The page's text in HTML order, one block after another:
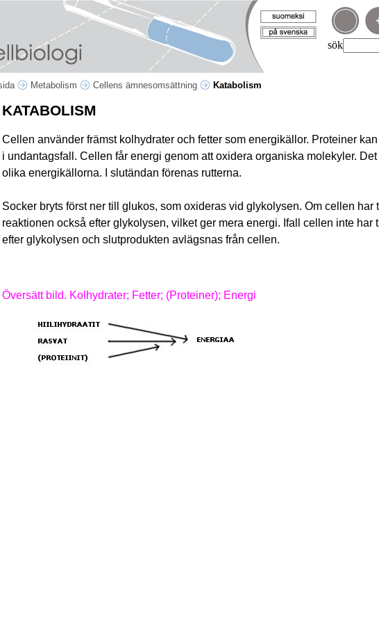
sök
Metabolism Cellens ämnesomsättning Katabolism
KATABOLISM
Cellen använder främst kolhydrater och fetter som energikällor. Proteiner
i undantagsfall. Cellen får energi genom att oxidera organiska molekyler.
olika energikällorna. I slutändan förenas rutterna.
Socker bryts först ner till glukos, som oxideras vid glykolysen. Om cellen har
reaktionen också efter glykolysen, vilket ger mera energi. Ifall cellen inte har
efter glykolysen och slutprodukten avlägsnas från cellen.
Översätt bild. Kolhydrater; Fetter; (Proteiner); Energi